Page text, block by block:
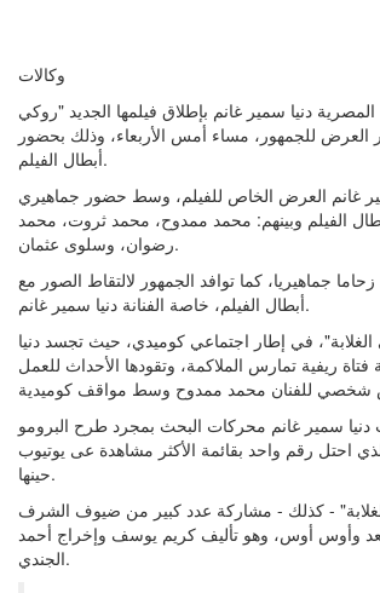
وكالات
المصرية دنيا سمير غانم بإطلاق فيلمها الجديد "روكي
العرض للجمهور، مساء أمس الأربعاء، وذلك بحضور
أبطال الفيلم.
غانم العرض الخاص للفيلم، وسط حضور جماهيري
الفيلم وبينهم: محمد ممدوح، محمد ثروت، محمد
رضوان، وسلوى عثمان.
جماهيريا، كما توافد الجمهور لالتقاط الصور مع
أبطال الفيلم، خاصة الفنانة دنيا سمير غانم.
في إطار اجتماعي كوميدي، حيث تجسد دنيا
ريفية تمارس الملاكمة، وتقودها الأحداث للعمل
سمير غانم محركات البحث بمجرد طرح البرومو
احتل رقم واحد بقائمة الأكثر مشاهدة عى يوتيوب
حينها.
- كذلك - مشاركة عدد كبير من ضيوف الشرف
وأوس أوس، وهو تأليف كريم يوسف وإخراج أحمد
الجندي.